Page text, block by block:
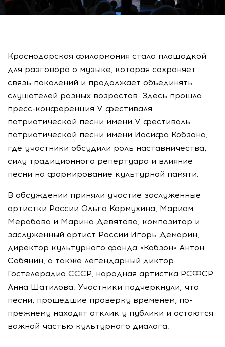
Краснодарская филармония стала площадкой
для разговора о музыке, которая сохраняет
связь поколений и продолжает объединять
слушателей разных возрастов. Здесь прошла
пресс-конференция V фестиваля
патриотической песни имени V фестиваль
патриотической песни имени Иосифа Кобзона,
где участники обсудили роль наставничества,
силу традиционного репертуара и влияние
песни на формирование культурной памяти.
В обсуждении приняли участие заслуженные
артистки России Ольга Кормухина, Мариам
Мерабова и Марина Девятова, композитор и
заслуженный артист России Игорь Демарин,
директор культурного фонда «Кобзон» Антон
Собянин, а также легендарный диктор
Гостелерадио СССР, народная артистка РСФСР
Анна Шатилова. Участники подчеркнули, что
песни, прошедшие проверку временем, по-
прежнему находят отклик у публики и остаются
важной частью культурного диалога.